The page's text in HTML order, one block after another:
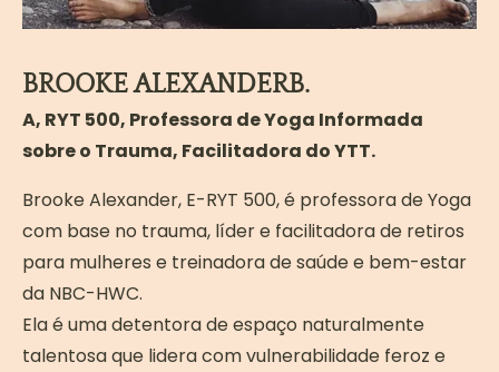
BROOKE ALEXANDERB.
A, RYT 500, Professora de Yoga Informada
sobre o Trauma, Facilitadora do YTT.
Brooke Alexander, E-RYT 500, é professora de Yoga
com base no trauma, líder e facilitadora de retiros
para mulheres e treinadora de saúde e bem-estar
da NBC-HWC.
Ela é uma detentora de espaço naturalmente
talentosa que lidera com vulnerabilidade feroz e